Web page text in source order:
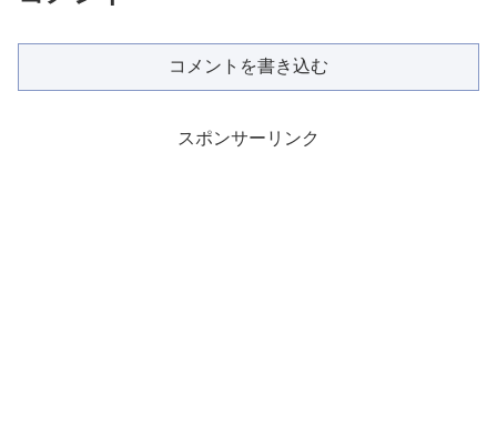
コメントを書き込む
スポンサーリンク